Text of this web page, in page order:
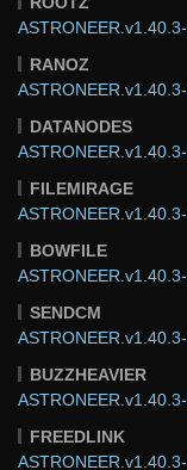
RANOZ
DATANODES
FILEMIRAGE
BOWFILE
SENDCM
BUZZHEAVIER
FREEDLINK